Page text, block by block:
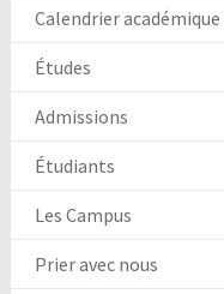
Calendrier académique
Études
Admissions
Étudiants
Les Campus
Prier avec nous